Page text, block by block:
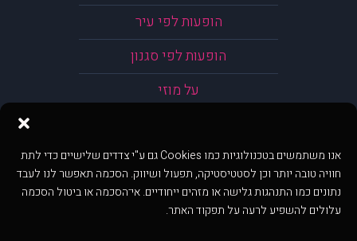
אנו משתמשים בטכנולוגיות כמו Cookies גם ע"י צדדים שלישיים כדי לתת
חוויה טובה יותר וכן לסטטיסטיקה, תפעול ושיווק. הסכמה תאפשר לנו לעבד
נתונים כמו התנהגות גלישה או מזהים ייחודיים. אי־הסכמה או ביטול הסכמה
עלולים להשפיע לרעה על תפקוד האתר.
הופעות לפי עיר
הופעות לפי סגנון
על מוזי